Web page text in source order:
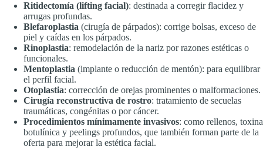
Ritidectomía (lifting facial): destinada a corregir flacidez y
arrugas profundas.
Blefaroplastia (cirugía de párpados): corrige bolsas, exceso de
piel y caídas en los párpados.
Rinoplastia: remodelación de la nariz por razones estéticas o
funcionales.
Mentoplastia (implante o reducción de mentón): para equilibrar
el perfil facial.
Otoplastia: corrección de orejas prominentes o malformaciones.
Cirugía reconstructiva de rostro: tratamiento de secuelas
traumáticas, congénitas o por cáncer.
Procedimientos mínimamente invasivos: como rellenos, toxina
botulínica y peelings profundos, que también forman parte de la
oferta para mejorar la estética facial.